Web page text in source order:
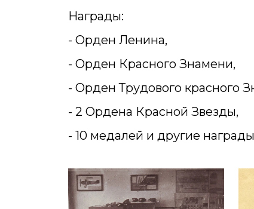
Награды:
- Орден Ленина,
- Орден Красного Знамени,
- Орден Трудового красного
- 2 Ордена Красной Звезды,
- 10 медалей и другие награды